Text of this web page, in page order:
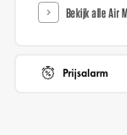
Bekijk alle Air
Prijsalarm